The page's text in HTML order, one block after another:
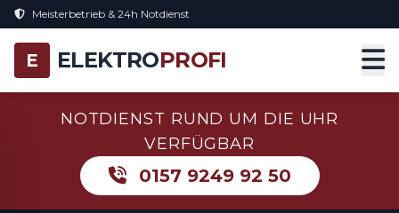
Meisterbetrieb & 24h Notdienst
E ELEKTROPROFI
NOTDIENST RUND UM DIE UHR
VERFÜGBAR
0157 9249 92 50